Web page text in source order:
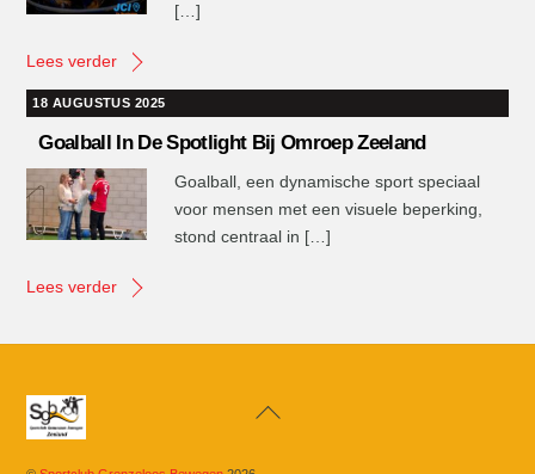
[…]
Lees verder
18 AUGUSTUS 2025
Goalball In De Spotlight Bij Omroep Zeeland
Goalball, een dynamische sport speciaal
voor mensen met een visuele beperking,
stond centraal in […]
Lees verder
Back